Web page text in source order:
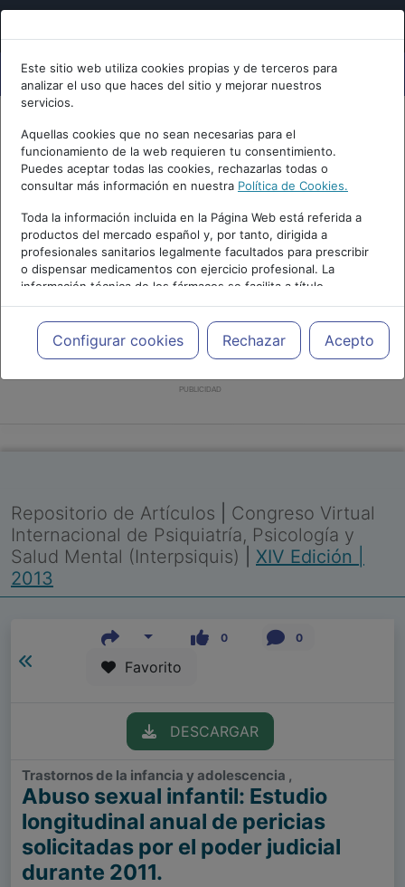
Este sitio web utiliza cookies propias y de terceros para
analizar el uso que haces del sitio y mejorar nuestros
servicios.
Aquellas cookies que no sean necesarias para el
funcionamiento de la web requieren tu consentimiento.
Puedes aceptar todas las cookies, rechazarlas todas o
consultar más información en nuestra Política de Cookies.
Toda la información incluida en la Página Web está referida a
productos del mercado español y, por tanto, dirigida a
profesionales sanitarios legalmente facultados para prescribir
o dispensar medicamentos con ejercicio profesional. La
información técnica de los fármacos se facilita a título
meramente informativo, siendo responsabilidad de los
profesionales facultados prescribir medicamentos y decidir, en
cada caso concreto, el tratamiento más adecuado a las
necesidades del paciente.
Configurar cookies Rechazar Acepto
PUBLICIDAD
Repositorio de Artículos
Congreso Virtual
Internacional de Psiquiatría, Psicología y
Salud Mental (Interpsiquis)
XIV Edición |
2013
0 0
Favorito
DESCARGAR
Trastornos de la infancia y adolescencia ,
Abuso sexual infantil: Estudio
longitudinal anual de pericias
solicitadas por el poder judicial
durante 2011.